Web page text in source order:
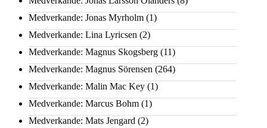
Medverkande: Jonas Myrholm (1)
Medverkande: Lina Lyricsen (2)
Medverkande: Magnus Skogsberg (11)
Medverkande: Magnus Sörensen (264)
Medverkande: Malin Mac Key (1)
Medverkande: Marcus Bohm (1)
Medverkande: Mats Jengard (2)